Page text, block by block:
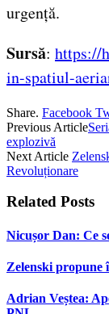
urgență.
Sursă: https://
in-spatiul-
Share. Facebook
Previous Article
explozivă
Next Article
Revoluționare
Related Posts
Nicușor Dan: Ce
Zelenski propune
Adrian Veștea: